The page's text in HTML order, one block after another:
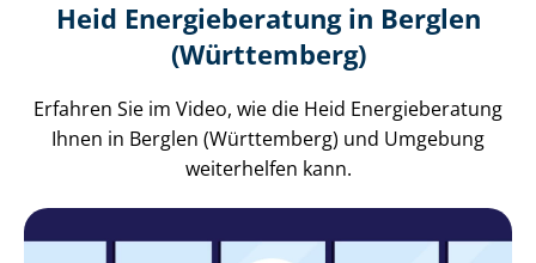
Heid Energieberatung in Berglen
(Württemberg)
Erfahren Sie im Video, wie die Heid Energieberatung
Ihnen in Berglen (Württemberg) und Umgebung
weiterhelfen kann.